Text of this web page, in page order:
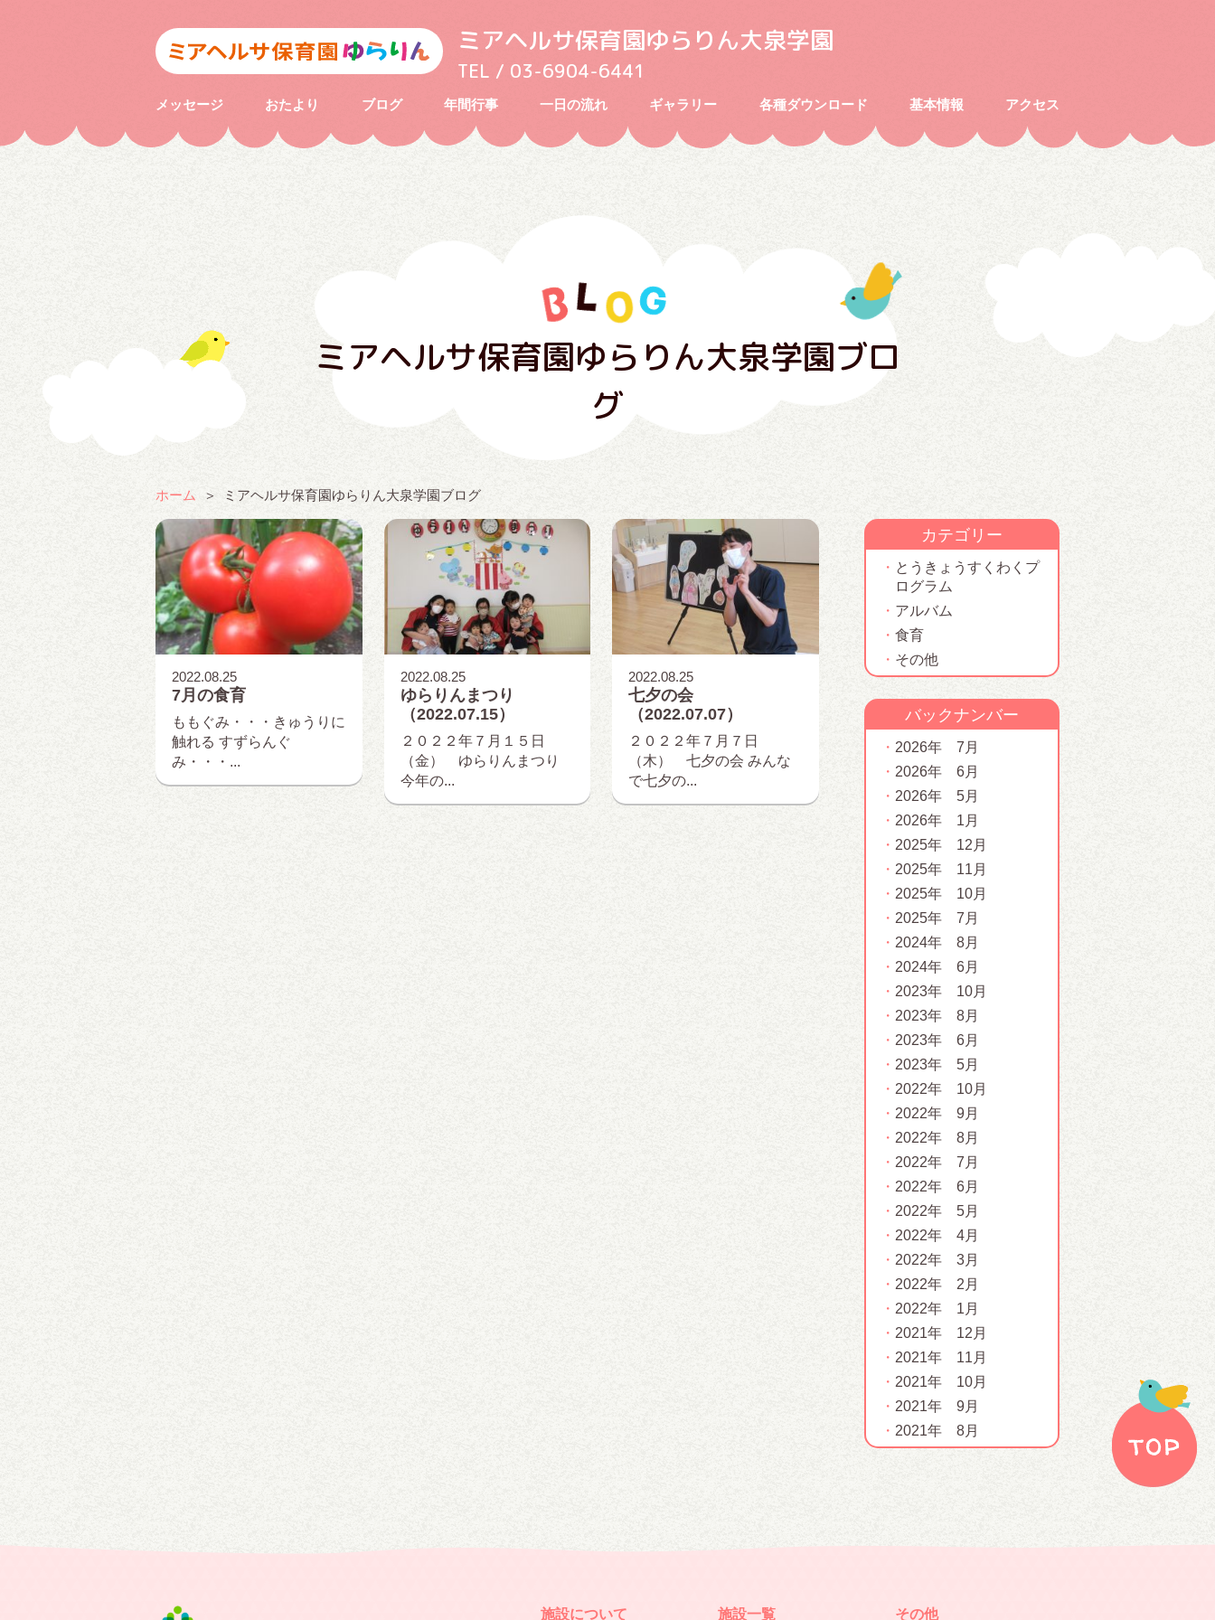
ミアヘルサ保育園ゆらりん大泉学園
TEL / 03-6904-6441
メッセージ おたより ブログ 年間行事 一日の流れ ギャラリー 各種ダウンロード 基本情報 アクセス
ミアヘルサ保育園ゆらりん大泉学園ブロ
グ
ホーム ミアヘルサ保育園ゆらりん大泉学園ブログ
2022.08.25
7月の食育
ももぐみ・・・きゅうりに
触れる すずらんぐ
み・・・...
2022.08.25
ゆらりんまつり
（2022.07.15）
２０２２年７月１５日
（金） ゆらりんまつり
今年の...
2022.08.25
七夕の会
（2022.07.07）
２０２２年７月７日
（木） 七夕の会 みんな
で七夕の...
カテゴリー
とうきょうすくわくプ
ログラム
アルバム
食育
その他
バックナンバー
2026年 7月
2026年 6月
2026年 5月
2026年 1月
2025年 12月
2025年 11月
2025年 10月
2025年 7月
2024年 8月
2024年 6月
2023年 10月
2023年 8月
2023年 6月
2023年 5月
2022年 10月
2022年 9月
2022年 8月
2022年 7月
2022年 6月
2022年 5月
2022年 4月
2022年 3月
2022年 2月
2022年 1月
2021年 12月
2021年 11月
2021年 10月
2021年 9月
2021年 8月
施設について 施設一覧 その他